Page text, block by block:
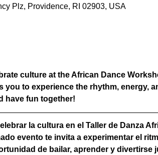
Plz, Providence, RI 02903, USA
culture at the African Dance
you to experience the rhythm, energy,
have fun together!
la cultura en el Taller de Danza
evento te invita a experimentar el
de bailar, aprender y divertirse